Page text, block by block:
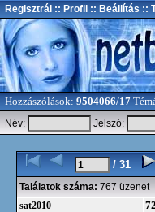
Regisztrál :: Profil :: Beállítás ::
Hozzászólások: 9504066/17
Név:
Jelszó:
/ 31
Találatok száma: 767 üzenet
sat2010